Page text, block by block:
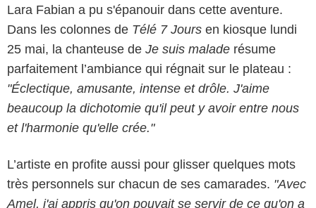
Lara Fabian a pu s'épanouir dans cette aventure.
Dans les colonnes de Télé 7 Jours en kiosque lundi
25 mai, la chanteuse de Je suis malade résume
parfaitement l’ambiance qui régnait sur le plateau :
"Éclectique, amusante, intense et drôle. J'aime
beaucoup la dichotomie qu'il peut y avoir entre nous
et l'harmonie qu'elle crée."
L’artiste en profite aussi pour glisser quelques mots
très personnels sur chacun de ses camarades. "Avec
Amel, j'ai appris qu'on pouvait se servir de ce qu'on a